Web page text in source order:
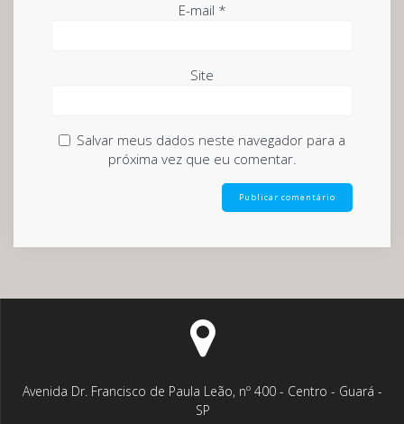
E-mail *
Site
Salvar meus dados neste navegador para a
próxima vez que eu comentar.
Avenida Dr. Francisco de Paula Leão, nº 400 - Centro - Guará -
SP